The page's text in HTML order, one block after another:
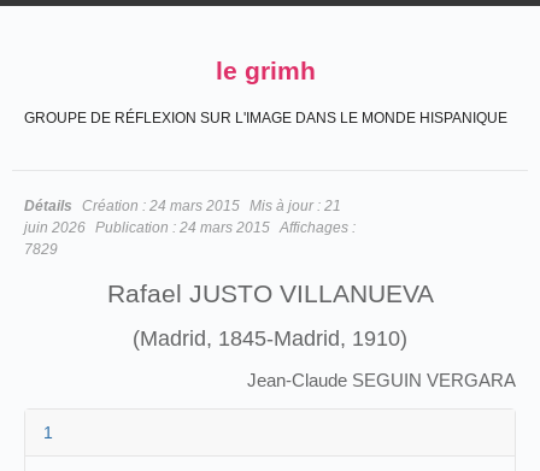
le grimh
GROUPE DE RÉFLEXION SUR L'IMAGE DANS LE MONDE HISPANIQUE
Détails Création : 24 mars 2015 Mis à jour : 21
juin 2026 Publication : 24 mars 2015 Affichages :
7829
Rafael JUSTO VILLANUEVA
(Madrid, 1845-Madrid, 1910)
Jean-Claude SEGUIN VERGARA
1